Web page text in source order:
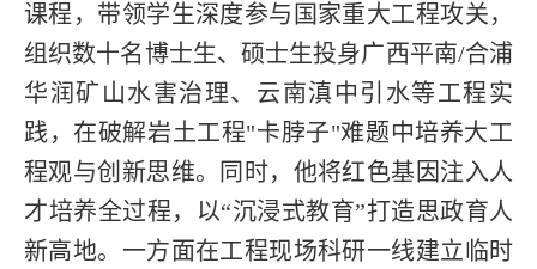
课程，带领学生深度参与国家重大工程攻关，
组织数十名博士生、硕士生投身广西平南/合浦
华润矿山水害治理、云南滇中引水等工程实
践，在破解岩土工程"卡脖子"难题中培养大工
程观与创新思维。同时，他将红色基因注入人
才培养全过程，以“沉浸式教育”打造思政育人
新高地。一方面在工程现场科研一线建立临时